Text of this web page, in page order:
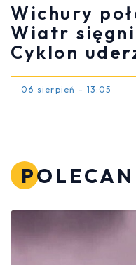
Wichury
Wiatr
Cyklon
06 sierpień - 13:05